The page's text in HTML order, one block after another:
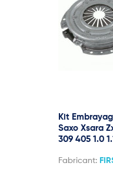
Kit
Saxo Xsara
309 405 1.0
Fabricant: